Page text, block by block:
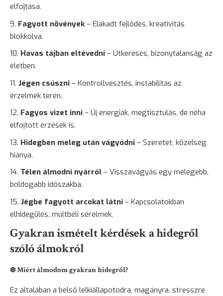
elfojtása.
Fagyott növények– Elakadt fejlődés, kreativitás
blokkolva.
Havas tájban eltévedni – Útkeresés, bizonytalanság az
életben.
Jégen csúszni – Kontrollvesztés, instabilitás az
érzelmek terén.
Fagyos vizet inni – Új energiák, megtisztulás, de néha
elfojtott érzések is.
Hidegben meleg után vágyódni – Szeretet, közelség
hiánya.
Télen álmodni nyárról – Visszavágyás egy melegebb,
boldogabb időszakba.
Jégbe fagyott arcokat látni – Kapcsolatokban
elhidegülés, múltbéli sérelmek.
Gyakran ismételt kérdések a hidegről
szóló álmokról
❄️ Miért álmodom gyakran hidegről?
Ez általában a belső lelkiállapotodra, magányra, stresszre